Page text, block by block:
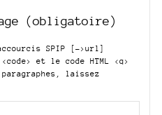
(obligatoire)
SPIP
[->url]
et le code HTML <q>
laissez